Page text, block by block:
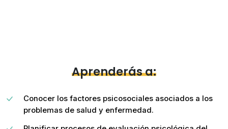
Aprenderás a:
Conocer los factores psicosociales asociados a los
problemas de salud y enfermedad.